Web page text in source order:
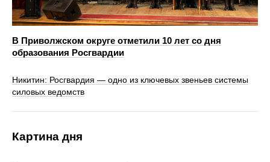
В Приволжском округе отметили 10 лет со дня
образования Росгвардии
Никитин: Росгвардия — одно из ключевых звеньев системы
силовых ведомств
Картина дня